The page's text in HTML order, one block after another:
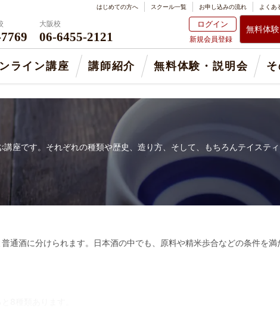
大阪校
06-6455-2121
ログイン
新規会員登録
無料体
はじめての方へ スクール一覧 お申し込みの流れ よくあ
ライン講座 講師紹介 無料体験・説明会
座です。それぞれの種類や歴史、造り方、そして、もちろんテイステ
通酒に分けられます。日本酒の中でも、原料や精米歩合などの条件を満